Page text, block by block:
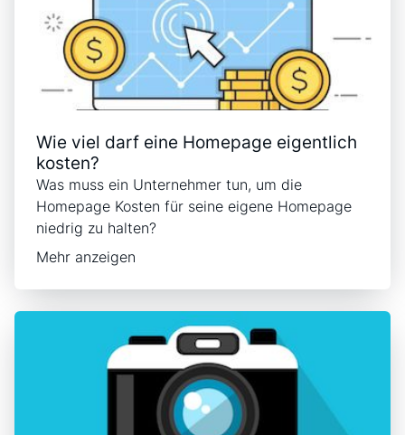
Wie viel darf eine Homepage eigentlich
kosten?
Was muss ein Unternehmer tun, um die
Homepage Kosten für seine eigene Homepage
niedrig zu halten?
Mehr anzeigen